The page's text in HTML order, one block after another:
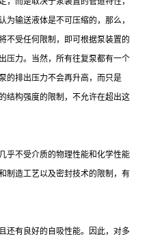
为输送液体是不可压缩的，那么，
不受任何限制，即可根据泵装置的
压力。当然，所有往复泵都有一个
的排出压力不会再升高，而只是
结构强度的限制，不允许在超出这
乎不受介质的物理性能和化学性能
制造工艺以及密封技术的限制，有
还有良好的自吸性能。因此，对多